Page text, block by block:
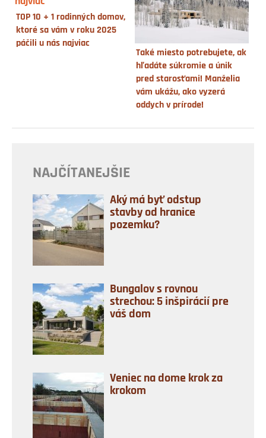
TOP 10 + 1 rodinných domov,
ktoré sa vám v roku 2025
páčili u nás najviac
Také miesto potrebujete, ak
hľadáte súkromie a únik
pred starosťami! Manželia
vám ukážu, ako vyzerá
oddych v prírode!
NAJČÍTANEJŠIE
Aký má byť odstup
stavby od hranice
pozemku?
Bungalov s rovnou
strechou: 5 inšpirácií pre
váš dom
Veniec na dome krok za
krokom